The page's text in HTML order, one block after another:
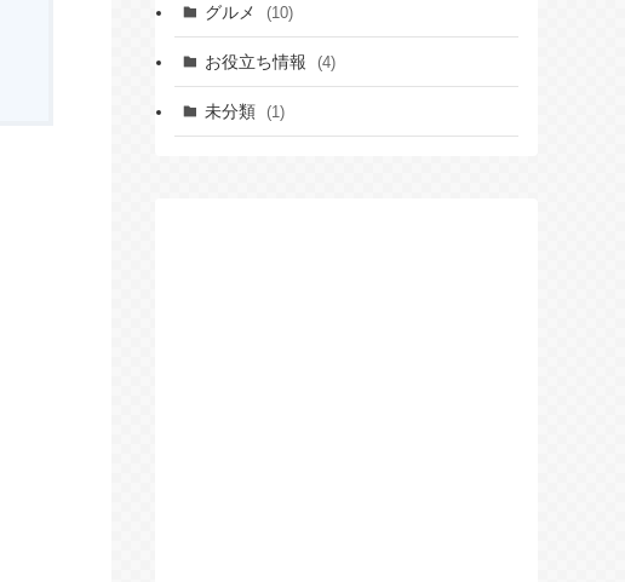
グルメ (10)
お役立ち情報 (4)
未分類 (1)